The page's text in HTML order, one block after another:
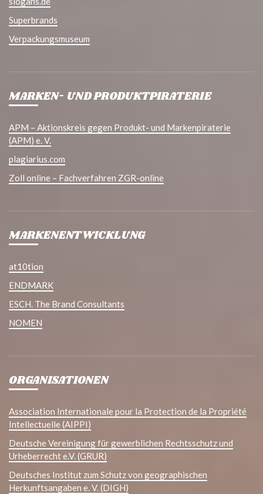
Superbrands
Verpackungsmuseum
MARKEN- UND PRODUKTPIRATERIE
APM – Aktionskreis gegen Produkt- und Markenpiraterie
(APM) e. V.
plagiarius.com
Zoll online – Fachverfahren ZGR-online
MARKENENTWICKLUNG
at10tion
ENDMARK
ESCH. The Brand Consultants
NOMEN
ORGANISATIONEN
Association Internationale pour la Protection de la Propriété
Intellectuelle (AIPPI)
Deutsche Vereinigung für gewerblichen Rechtsschutz und
Urheberrecht e.V. (GRUR)
Deutsches Institut zum Schutz von geographischen
Herkunftsangaben e. V. (DIGH)